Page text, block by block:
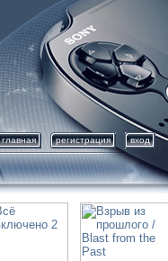
главная регистрация вход